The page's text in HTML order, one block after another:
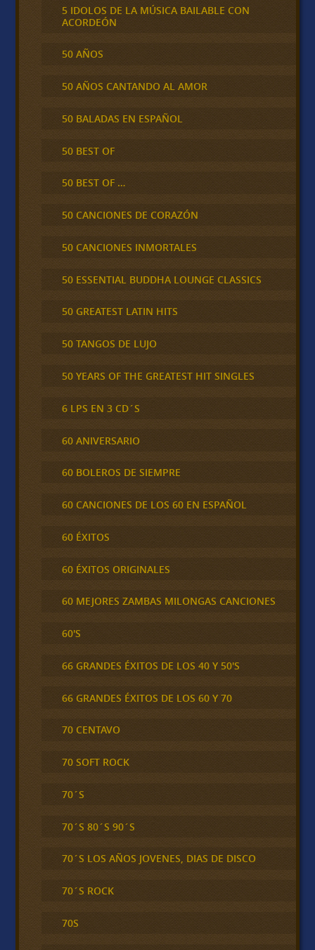
5 IDOLOS DE LA MÚSICA BAILABLE CON
ACORDEÓN
50 AÑOS
50 AÑOS CANTANDO AL AMOR
50 BALADAS EN ESPAÑOL
50 BEST OF
50 BEST OF …
50 CANCIONES DE CORAZÓN
50 CANCIONES INMORTALES
50 ESSENTIAL BUDDHA LOUNGE CLASSICS
50 GREATEST LATIN HITS
50 TANGOS DE LUJO
50 YEARS OF THE GREATEST HIT SINGLES
6 LPS EN 3 CD´S
60 ANIVERSARIO
60 BOLEROS DE SIEMPRE
60 CANCIONES DE LOS 60 EN ESPAÑOL
60 ÉXITOS
60 ÉXITOS ORIGINALES
60 MEJORES ZAMBAS MILONGAS CANCIONES
60'S
66 GRANDES ÉXITOS DE LOS 40 Y 50'S
66 GRANDES ÉXITOS DE LOS 60 Y 70
70 CENTAVO
70 SOFT ROCK
70´S
70´S 80´S 90´S
70´S LOS AÑOS JOVENES, DIAS DE DISCO
70´S ROCK
70S